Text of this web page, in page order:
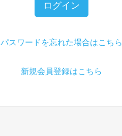
ログイン
パスワードを忘れた場合はこちら
新規会員登録はこちら